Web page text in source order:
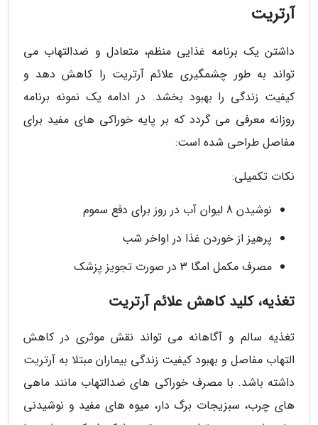
آرتریت
داشتن یک برنامه غذایی منظم، متعادل و ضدالتهاب می
تواند به طور چشمگیری علائم آرتریت را کاهش دهد و
کیفیت زندگی را بهبود بخشد. در ادامه یک نمونه برنامه
روزانه معرفی می گردد که بر پایه خوراکی های مفید برای
مفاصل طراحی شده است:
نکات تکمیلی:
نوشیدن 8 لیوان آب در روز برای دفع سموم
پرهیز از خوردن غذا در اواخر شب
مصرف مکمل امگا 3 در صورت تجویز پزشک
تغذیه، کلید کاهش علائم آرتریت
تغذیه سالم و آگاهانه می تواند نقش موثری در کاهش
التهاب مفاصل و بهبود کیفیت زندگی بیماران مبتلا به آرتریت
داشته باشد. با مصرف خوراکی های ضدالتهاب مانند ماهی
های چرب، سبزیجات برگ دار، میوه های مفید و نوشیدنی